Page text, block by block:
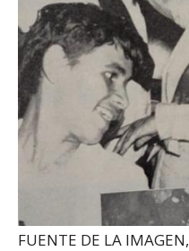
FUENTE DE LA IMAGEN,